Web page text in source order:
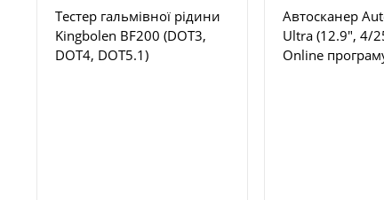
Тестер гальмівної рідини
Kingbolen BF200 (DOT3,
DOT4, DOT5.1)
Автосканер
Ultra (12.9", 4/
Online